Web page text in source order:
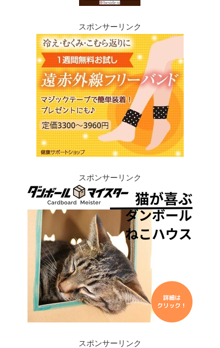
スポンサーリンク
スポンサーリンク
スポンサーリンク